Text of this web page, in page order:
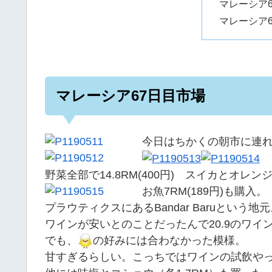
マレーシア
マレーシア
マレーシア67日目市場
今日はちかくの朝市に連
野菜全部で14.8RM(400円) スイカとオレン
お魚7RM(189円)も購入。
プラウティクスにあるBandar Baruという地
ワインが安いとのことだったんで20.9のワイン
でも、
の好みには合わなかった模様。
甘すぎるらしい。こっちではワインの試飲や